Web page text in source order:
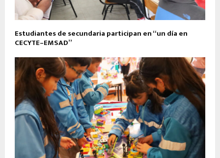
Estudiantes de secundaria participan en “un día en
CECYTE–EMSAD”